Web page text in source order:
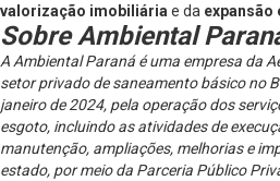
valorização imobiliária e da expansão
Sobre Ambiental
A Ambiental Paraná é uma empresa da
setor privado de saneamento básico no
janeiro de 2024, pela operação dos
esgoto, incluindo as atividades de
manutenção, ampliações, melhorias e
estado, por meio da Parceria Público